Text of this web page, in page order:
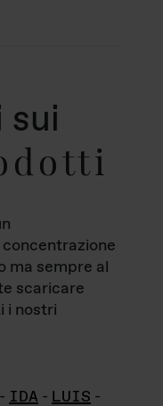
sui
ma sempre al
scaricare
i nostri
- IDA - LUIS -